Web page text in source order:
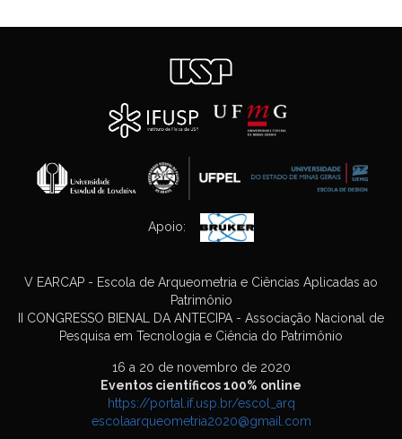
Apoio:
V EARCAP - Escola de Arqueometria e Ciências Aplicadas ao
Patrimônio
II CONGRESSO BIENAL DA ANTECIPA - Associação Nacional de
Pesquisa em Tecnologia e Ciência do Patrimônio
16 a 20 de novembro de 2020
Eventos científicos 100% online
https://portal.if.usp.br/escol_arq
escolaarqueometria2020@gmail.com